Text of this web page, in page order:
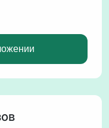
в приложении